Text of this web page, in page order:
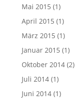
Mai 2015 (1)
April 2015 (1)
März 2015 (1)
Januar 2015 (1)
Oktober 2014(2)
Juli 2014(1)
Juni 2014(1)